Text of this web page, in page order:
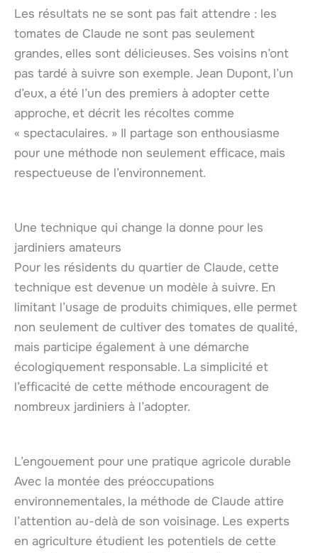
Les résultats ne se sont pas fait attendre : les
tomates de Claude ne sont pas seulement
grandes, elles sont délicieuses. Ses voisins n’ont
pas tardé à suivre son exemple. Jean Dupont, l’un
d’eux, a été l’un des premiers à adopter cette
approche, et décrit les récoltes comme
« spectaculaires. » Il partage son enthousiasme
pour une méthode non seulement efficace, mais
respectueuse de l’environnement.
Une technique qui change la donne pour les
jardiniers amateurs
Pour les résidents du quartier de Claude, cette
technique est devenue un modèle à suivre. En
limitant l’usage de produits chimiques, elle permet
non seulement de cultiver des tomates de qualité,
mais participe également à une démarche
écologiquement responsable. La simplicité et
l’efficacité de cette méthode encouragent de
nombreux jardiniers à l’adopter.
L’engouement pour une pratique agricole durable
Avec la montée des préoccupations
environnementales, la méthode de Claude attire
l’attention au-delà de son voisinage. Les experts
en agriculture étudient les potentiels de cette